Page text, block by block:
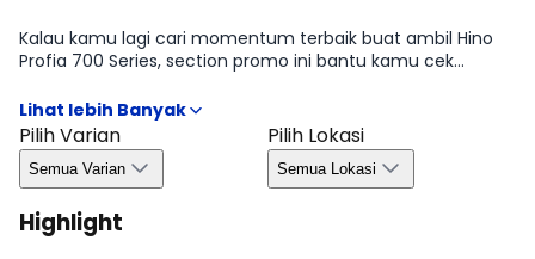
Kalau kamu lagi cari momentum terbaik buat ambil Hino
Profia 700 Series, section promo ini bantu kamu cek
dari benefit untuk pembelian, kemudahan kredit, hingga
bonus yang biasanya bergantung pada wilayah dan
ketersediaan. Dengan begitu, kamu bisa ambil keputusan
lebih efisien tanpa melewatkan peluang promo yang
relevan di Agustus 2026.
Pilih Varian
Semua Varian
Pilih Lokasi
Semua Lokasi
Highlight